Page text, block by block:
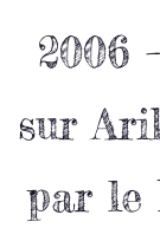
2006
sur
par le